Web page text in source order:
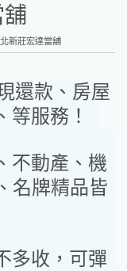
新莊宏達當舖
還款、房屋
等服務！
不動產、機
名牌精品皆
多收，可彈